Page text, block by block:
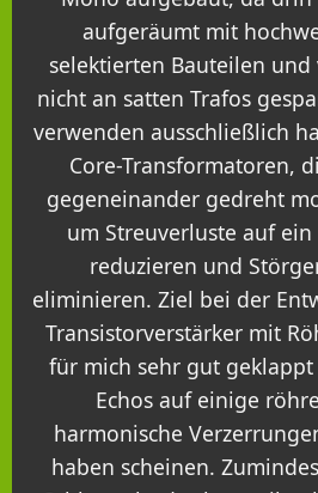
aufgeräumt mit
selektierten Bauteilen
nicht an satten Trafos
verwenden ausschließlich
Core-Transformatoren,
gegeneinander gedreht
um Streuverluste auf
reduzieren und
eliminieren. Ziel bei der
Transistorverstärker mit
für mich sehr gut
Echos auf einige
harmonische
haben scheinen.